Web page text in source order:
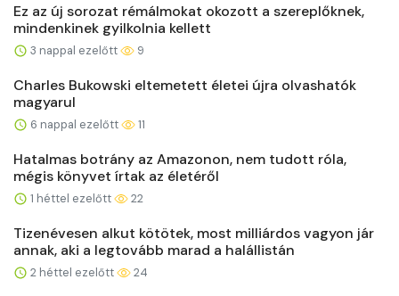
Ez az új sorozat rémálmokat okozott a szereplőknek,
mindenkinek gyilkolnia kellett
3 nappal ezelőtt 9
Charles Bukowski eltemetett életei újra olvashatók
magyarul
6 nappal ezelőtt 11
Hatalmas botrány az Amazonon, nem tudott róla,
mégis könyvet írtak az életéről
1 héttel ezelőtt 22
Tizenévesen alkut kötötek, most milliárdos vagyon jár
annak, aki a legtovább marad a halállistán
2 héttel ezelőtt 24